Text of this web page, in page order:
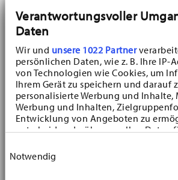
Verantwortungsvoller
Daten
Wir und unsere 1022 Partner
persönlichen Daten, wie z. B. Ihre IP-
von Technologien wie Cookies, um
Ihrem Gerät zu speichern und darauf
personalisierte Werbung und Inhalte,
Werbung und Inhalten,
Entwicklung von Angeboten zu
entscheiden darüber, wer Ihre Daten
Cookie-Erklärung oder durch Klicken
Trigger Symbol ändern oder widerrufen
Notwendig
Collector's Items Easter Dekoriert
Lady cat
€ 11,70Price reduced from
€ 39,00to
30-day best price: